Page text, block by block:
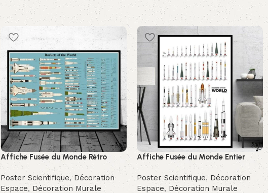
Affiche Fusée du Monde Rétro
Poster Scientifique,Décoration
Espace, Décoration Murale
Affiche Fusée du Monde Entier
Poster Scientifique, Décoration
Espace,Décoration Murale